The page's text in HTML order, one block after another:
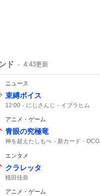
ド 4:43更新
ニュース
束縛ボイス
12:00 にじさんじ イブラヒム
アニメ・ゲーム
青眼の究極竜
神を超えたしもべ 新カード
OCG
エンタメ
クラレッタ
植田佳奈
アニメ・ゲーム